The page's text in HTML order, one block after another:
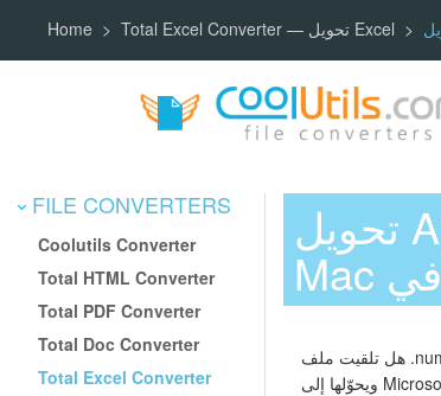
Home Total Excel Converter — تحويل Excel
FILE CONVERTERS
Coolutils Converter
Total HTML Converter
Total PDF Converter
Total Doc Converter
Total Excel Converter
تحويل Apple Numbers إلى XLSX — افتح جداول بيانات